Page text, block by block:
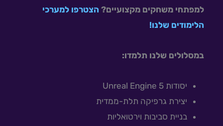
למפתחי משחקים מקצועיים? הצטרפו למערכי
הלימודים שלנו!
במסלולים שלנו תלמדו:
יסודות Unreal Engine 5
יצירת גרפיקה תלת-ממדית
בניית סביבות וירטואליות